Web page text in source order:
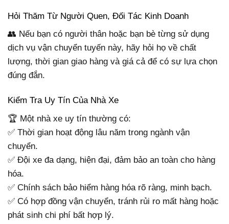
Hỏi Thăm Từ Người Quen, Đối Tác Kinh Doanh
👥 Nếu bạn có người thân hoặc bạn bè từng sử dụng
dịch vụ vận chuyển tuyến này, hãy hỏi họ về chất
lượng, thời gian giao hàng và giá cả để có sự lựa chọn
đúng đắn.
Kiểm Tra Uy Tín Của Nhà Xe
🏆 Một nhà xe uy tín thường có:
✅ Thời gian hoạt động lâu năm trong ngành vận
chuyển.
✅ Đội xe đa dạng, hiện đại, đảm bảo an toàn cho hàng
hóa.
✅ Chính sách bảo hiểm hàng hóa rõ ràng, minh bạch.
✅ Có hợp đồng vận chuyển, tránh rủi ro mất hàng hoặc
phát sinh chi phí bất hợp lý.